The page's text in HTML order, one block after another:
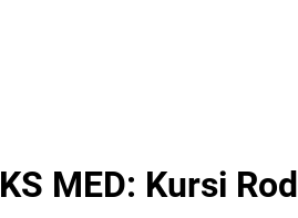
KS MED: Kursi